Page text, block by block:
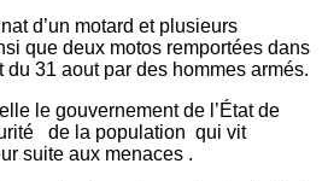
d’un motard et plusieurs
que deux motos remportées dans
31 aout par des hommes armés.
le gouvernement de l’État de
de la population qui vit
suite aux menaces .